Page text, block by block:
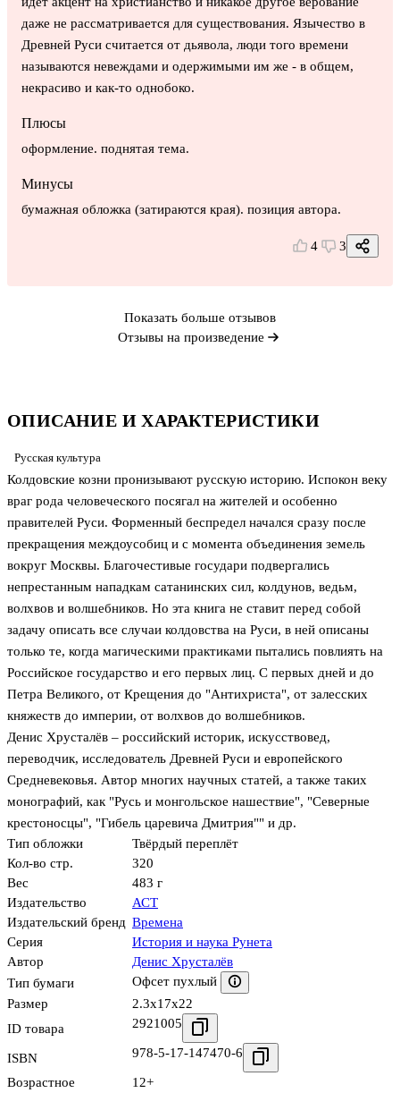
ОПИСАНИЕ И ХАРАКТЕРИСТИКИ
Русская культура
Колдовские козни пронизывают русскую историю. Испокон веку
враг рода человеческого посягал на жителей и особенно
правителей Руси. Форменный беспредел начался сразу после
прекращения междоусобиц и с момента объединения земель
вокруг Москвы. Благочестивые государи подвергались
непрестанным нападкам сатанинских сил, колдунов, ведьм,
волхвов и волшебников. Но эта книга не ставит перед собой
задачу описать все случаи колдовства на Руси, в ней описаны
только те, когда магическими практиками пытались повлиять на
Российское государство и его первых лиц. С первых дней и до
Петра Великого, от Крещения до "Антихриста", от залесских
княжеств до империи, от волхвов до волшебников.
Денис Хрусталёв – российский историк, искусствовед,
переводчик, исследователь Древней Руси и европейского
Средневековья. Автор многих научных статей, а также таких
монографий, как "Русь и монгольское нашествие", "Северные
крестоносцы", "Гибель царевича Дмитрия"" и др.
Тип обложки
Твёрдый переплёт
Кол-во стр.
320
Вес
483 г
Издательство
АСТ
Издательский бренд Времена
Серия
История и наука Рунета
Автор
Денис Хрусталёв
Тип бумаги
Офсет пухлый
Размер
2.3x17x22
ID товара
2921005
ISBN 978-5-17-147470-6
Возрастное 12+
даже не рассматривается для существования. Язычество в
Древней Руси считается от дьявола, люди того времени
называются невеждами и одержимыми им же - в общем,
некрасиво и как-то однобоко.
Плюсы
оформление. поднятая тема.
Минусы
бумажная обложка (затираются края). позиция автора.
4 3
Показать больше отзывов
Отзывы на произведение